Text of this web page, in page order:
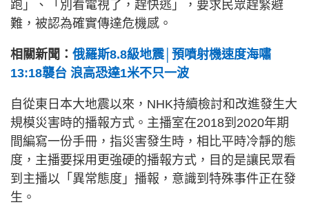
跑」、「別看電視了，趕快逃」，要求民眾趕緊避
難，被認為確實傳達危機感。
相關新聞： 俄羅斯8.8級地震│預噴射機速度海嘯
13:18襲台 浪高恐達1米不只一波
自從東日本大地震以來，NHK持續檢討和改進發生大
規模災害時的播報方式。主播室在2018到2020年期
間編寫一份手冊，指災害發生時，相比平時冷靜的態
度，主播要採用更強硬的播報方式，目的是讓民眾看
到主播以「異常態度」播報，意識到特殊事件正在發
生。